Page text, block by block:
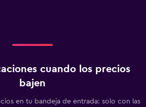
cuando los precios
bajen
en tu bandeja de entrada: solo con las